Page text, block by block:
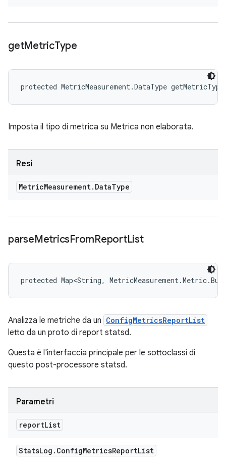
getMetricType
protected MetricMeasurement.DataType
Imposta il tipo di metrica su Metrica non elaborata.
Resi
MetricMeasurement. DataType
parseMetricsFromReportList
protected Map<String,
Analizza le metriche da un ConfigMetricsReportList
letto da un proto di report statsd.
Questa è l'interfaccia principale per le sottoclassi di
questo post-processore statsd.
Parametri
reportList
StatsLog . ConfigMetricsReportList